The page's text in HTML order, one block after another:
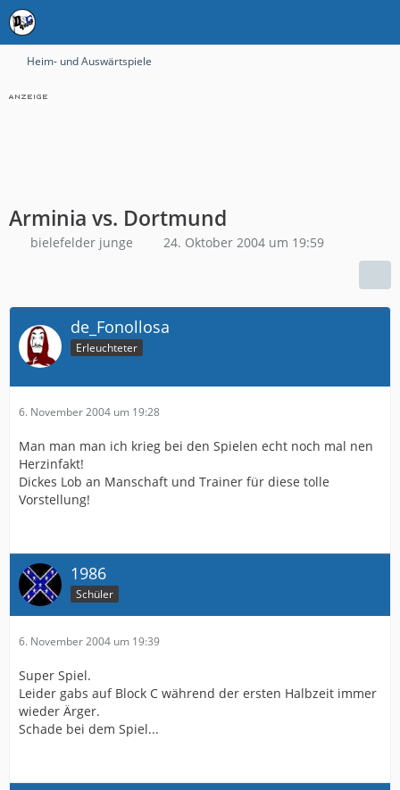
Heim- und Auswärtspiele
Arminia vs. Dortmund
bielefelder junge 24. Oktober 2004 um 19:59
de_Fonollosa
Erleuchteter
6. November 2004 um 19:28
Man man man ich krieg bei den Spielen echt noch mal nen
Herzinfakt!
Dickes Lob an Manschaft und Trainer für diese tolle
Vorstellung!
1986
Schüler
6. November 2004 um 19:39
Super Spiel.
Leider gabs auf Block C während der ersten Halbzeit immer
wieder Ärger.
Schade bei dem Spiel...